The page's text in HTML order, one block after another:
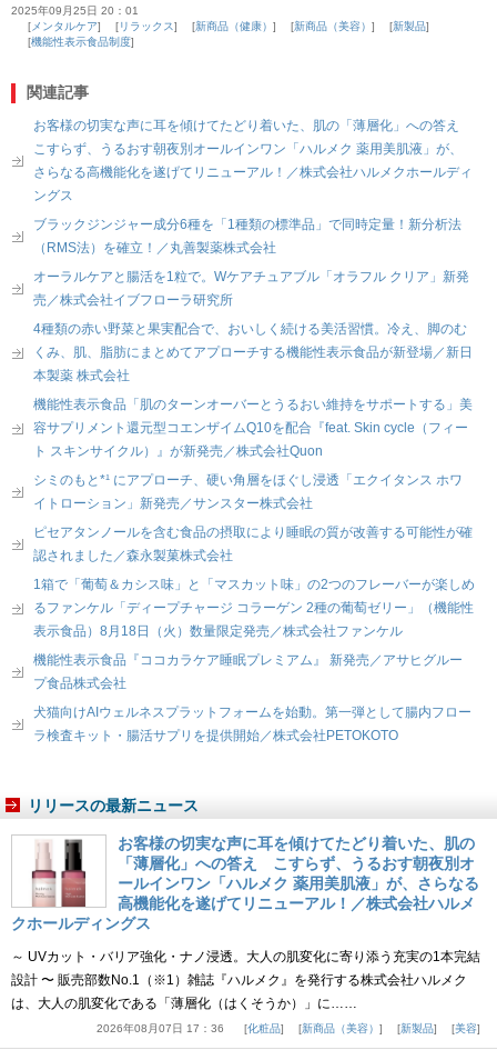
2025年09月25日 20：01
メンタルケア
リラックス 新商品（健康） 新商品（美容）
新製品
機能性表示食品制度
関連記事
お客様の切実な声に耳を傾けてたどり着いた、肌の「薄層化」への答え
こすらず、うるおす朝夜別オールインワン「ハルメク 薬用美肌液」が、
さらなる高機能化を遂げてリニューアル！／株式会社ハルメクホールディ
ングス
ブラックジンジャー成分6種を「1種類の標準品」で同時定量！新分析法
（RMS法）を確立！／丸善製薬株式会社
オーラルケアと腸活を1粒で。Wケアチュアブル「オラフル クリア」新発
売／株式会社イブフローラ研究所
4種類の赤い野菜と果実配合で、おいしく続ける美活習慣。冷え、脚のむ
くみ、肌、脂肪にまとめてアプローチする機能性表示食品が新登場／新日
本製薬 株式会社
機能性表示食品「肌のターンオーバーとうるおい維持をサポートする」美
容サプリメント還元型コエンザイムQ10を配合『feat. Skin cycle（フィー
ト スキンサイクル）』が新発売／株式会社Quon
シミのもと*¹ にアプローチ、硬い角層をほぐし浸透「エクイタンス ホワ
イトローション」新発売／サンスター株式会社
ピセアタンノールを含む食品の摂取により睡眠の質が改善する可能性が確
認されました／森永製菓株式会社
1箱で「葡萄＆カシス味」と「マスカット味」の2つのフレーバーが楽しめ
るファンケル「ディープチャージ コラーゲン 2種の葡萄ゼリー」（機能性
表示食品）8月18日（火）数量限定発売／株式会社ファンケル
機能性表示食品『ココカラケア睡眠プレミアム』 新発売／アサヒグルー
プ食品株式会社
犬猫向けAIウェルネスプラットフォームを始動。第一弾として腸内フロー
ラ検査キット・腸活サプリを提供開始／株式会社PETOKOTO
リリースの最新ニュース
お客様の切実な声に耳を傾けてたどり着いた、肌の
「薄層化」への答え こすらず、うるおす朝夜別オ
ールインワン「ハルメク 薬用美肌液」が、さらなる
高機能化を遂げてリニューアル！／株式会社ハルメ
クホールディングス
～ UVカット・バリア強化・ナノ浸透。大人の肌変化に寄り添う充実の1本完結
設計 〜 販売部数No.1（※1）雑誌『ハルメク』を発行する株式会社ハルメク
は、大人の肌変化である「薄層化（はくそうか）」に……
2026年08月07日 17：36 化粧品 新商品（美容） 新製品 美容